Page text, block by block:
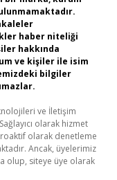
haber niteliği
hakkında
ve kişiler ile isim
bilgiler
ve İletişim
olarak hizmet
olarak denetleme
Ancak, üyelerimiz
olup, siteye üye olarak